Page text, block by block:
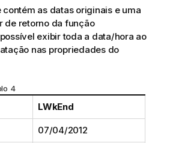
contém as datas originais e uma
de retorno da função
possível exibir toda a data/hora ao
nas propriedades do
4
LWkEnd
07/04/2012